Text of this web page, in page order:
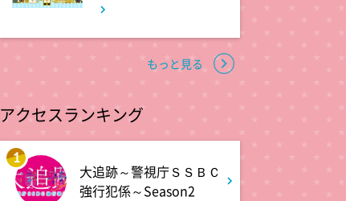
あざとくて何が悪いの? 令和
最新!男女の出会いの場「相席
深夜 1:50
テレ朝サマフェスナビ
もっと見る
アクセスランキング
1
大追跡～警視庁ＳＳＢＣ
強行犯係～Season2